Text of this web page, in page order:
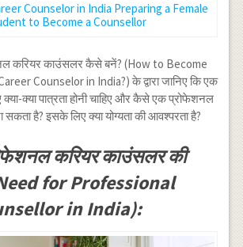
Counselor in India Preparing a Female
to Become a Counsellor
करियर काउंसलर कैसे बनें? (How to Become
Counselor in India?) के द्वारा जानिए कि एक
क्या पात्रता होनी चाहिए और कैसे एक प्रोफेशनल
है? इसके लिए क्या योग्यता की आवश्परता है?
करियर काउंसलर की
for Professional
in India):